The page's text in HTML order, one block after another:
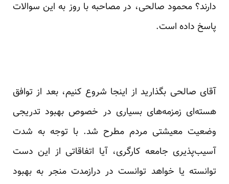
دارند؟ محمود صالحی، در مصاحبه‌ با روز به این سوالات
پاسخ داده است.
آقای صالحی بگذارید از اینجا شروع کنیم، بعد از توافق
هسته‌ای زمزمه‌های بسیاری در خصوص بهبود تدریجی
وضعیت معیشتی مردم مطرح شد. با توجه به شدت
آسیب‌پذیری جامعه کارگری، آیا اتفاقاتی از این دست
توانسته یا خواهد توانست در درازمدت منجر به بهبود